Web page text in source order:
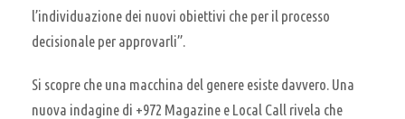
l’individuazione dei nuovi obiettivi che per il processo
decisionale per approvarli”.
Si scopre che una macchina del genere esiste davvero. Una
nuova indagine di +972 Magazine e Local Call rivela che